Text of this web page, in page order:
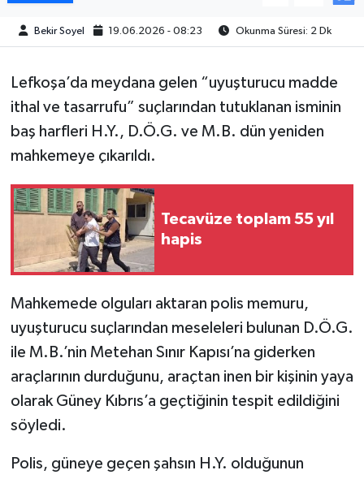
Bekir Soyel 19.06.2026 - 08:23 Okunma Süresi: 2 Dk
Lefkoşa’da meydana gelen “uyuşturucu madde
ithal ve tasarrufu” suçlarından tutuklanan isminin
baş harfleri H.Y., D.Ö.G. ve M.B. dün yeniden
mahkemeye çıkarıldı.
Tecavüze toplam 55 yıl
hapis
Mahkemede olguları aktaran polis memuru,
uyuşturucu suçlarından meseleleri bulunan D.Ö.G.
ile M.B.’nin Metehan Sınır Kapısı’na giderken
araçlarının durduğunu, araçtan inen bir kişinin yaya
olarak Güney Kıbrıs’a geçtiğinin tespit edildiğini
söyledi.
Polis, güneye geçen şahsın H.Y. olduğunun